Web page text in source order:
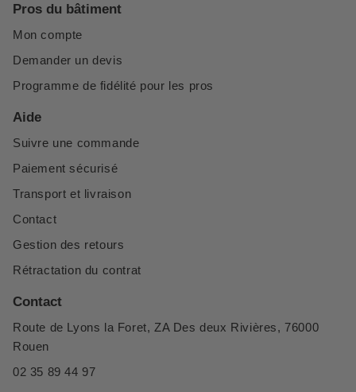
Pros du bâtiment
Mon compte
Demander un devis
Programme de fidélité pour les pros
Aide
Suivre une commande
Paiement sécurisé
Transport et livraison
Contact
Gestion des retours
Rétractation du contrat
Contact
Route de Lyons la Foret, ZA Des deux Rivières, 76000
Rouen
02 35 89 44 97